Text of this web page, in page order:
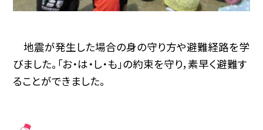
地震が発生した場合の身の守り方や避難経路を学
びました。「お・は・し・も」の約束を守り，素早く避難す
ることができました。